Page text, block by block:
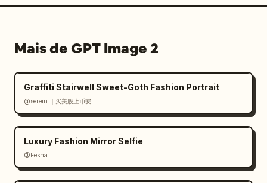
Mais de GPT Image 2
Graffiti Stairwell Sweet-Goth Fashion Portrait
@serein ｜买美股上币安
Luxury Fashion Mirror Selfie
@Eesha